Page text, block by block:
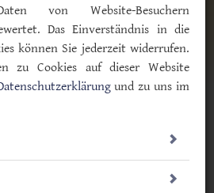
von Website-Besuchern
Das Einverständnis in die
können Sie jederzeit widerrufen.
zu Cookies auf dieser Website
und zu uns im